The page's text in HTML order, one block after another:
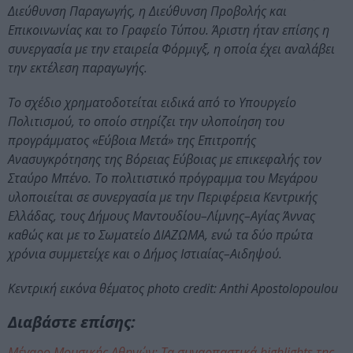
Διεύθυνση Παραγωγής, η Διεύθυνση Προβολής και
Επικοινωνίας και το Γραφείο Τύπου. Άριστη ήταν επίσης η
συνεργασία με την εταιρεία Φόρμιγξ, η οποία έχει αναλάβει
την εκτέλεση παραγωγής.
Το σχέδιο χρηματοδοτείται ειδικά από το Υπουργείο
Πολιτισμού, το οποίο στηρίζει την υλοποίηση του
προγράμματος «Εύβοια Μετά» της Επιτροπής
Ανασυγκρότησης της Βόρειας Εύβοιας με επικεφαλής τον
Σταύρο Μπένο. Το πολιτιστικό πρόγραμμα του Μεγάρου
υλοποιείται σε συνεργασία με την Περιφέρεια Κεντρικής
Ελλάδας, τους Δήμους Μαντουδίου–Λίμνης–Αγίας Άννας
καθώς και με το Σωματείο ΔΙΑΖΩΜΑ, ενώ τα δύο πρώτα
χρόνια συμμετείχε και ο Δήμος Ιστιαίας–Αιδηψού.
Κεντρική εικόνα θέματος photo credit: Anthi Apostolopoulou
Διαβάστε επίσης: